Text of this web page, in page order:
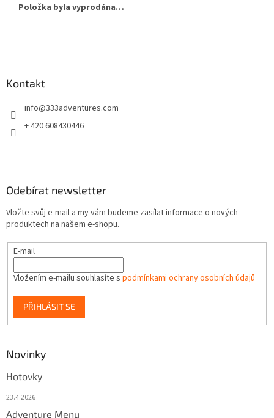
Položka byla vyprodána…
Kontakt
info@333adventures.com
+ 420 608430446
Odebírat newsletter
Vložte svůj e-mail a my vám budeme zasílat informace o nových
produktech na našem e-shopu.
E-mail
Vložením e-mailu souhlasíte s podmínkami ochrany osobních údajů
PŘIHLÁSIT SE
Novinky
Hotovky
23.4.2026
Adventure Menu